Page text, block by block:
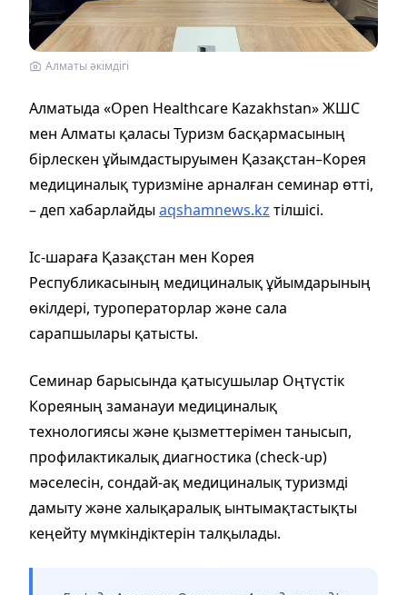
Алматы әкімдігі
Алматыда «Open Healthcare Kazakhstan» ЖШС
мен Алматы қаласы Туризм басқармасының
бірлескен ұйымдастыруымен Қазақстан–Корея
медициналық туризміне арналған семинар өтті,
– деп хабарлайдыaqshamnews.kz тілшісі.
Іс-шараға Қазақстан мен Корея
Республикасының медициналық ұйымдарының
өкілдері, туроператорлар және сала
сарапшылары қатысты.
Семинар барысында қатысушылар Оңтүстік
Кореяның заманауи медициналық
технологиясы және қызметтерімен танысып,
профилактикалық диагностика (check-up)
мәселесін, сондай-ақ медициналық туризмді
дамыту және халықаралық ынтымақтастықты
кеңейту мүмкіндіктерін талқылады.